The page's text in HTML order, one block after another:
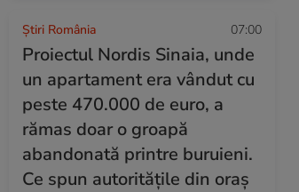
Știri România 07:00
Proiectul Nordis Sinaia, unde
un apartament era vândut cu
peste 470.000 de euro, a
rămas doar o groapă
abandonată printre buruieni.
Ce spun autoritățile din oraș